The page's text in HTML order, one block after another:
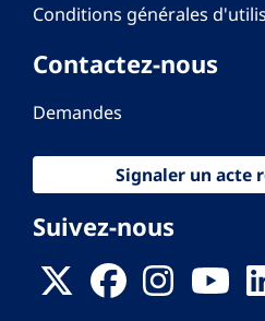
Conditions générales
Contactez-nous
Demandes
Signaler un acte
Suivez-nous